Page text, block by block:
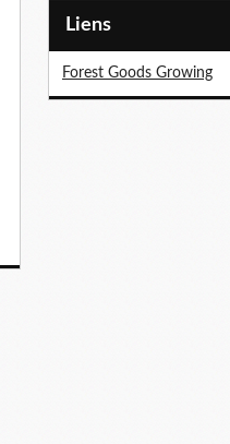
Liens
Forest Goods Growing